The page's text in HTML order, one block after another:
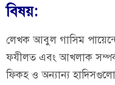
বিষয়:
লেখক আবুল গাসিম
ফযীলত এবং আখলাক
ফিকহ ও অন্যান্য